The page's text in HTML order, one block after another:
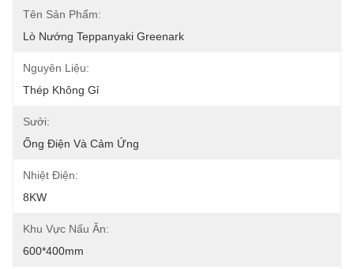
Tên Sản Phẩm:
Lò Nướng Teppanyaki Greenark
Nguyên Liệu:
Thép Không Gỉ
Sưởi:
Ống Điện Và Cảm Ứng
Nhiệt Điện:
8KW
Khu Vực Nấu Ăn:
600*400mm